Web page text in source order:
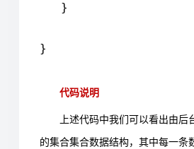
}
}
代码说明
上述代码中我们可以看出由后
的集合集合数据结构，其中每一条